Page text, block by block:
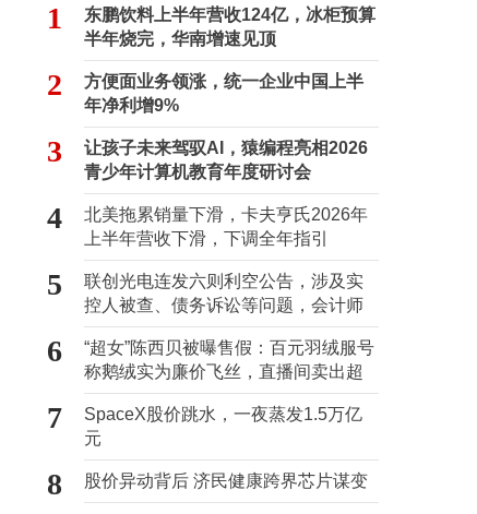
1
东鹏饮料上半年营收124亿，冰柜预算
半年烧完，华南增速见顶
2
方便面业务领涨，统一企业中国上半
年净利增9%
3
让孩子未来驾驭AI，猿编程亮相2026
青少年计算机教育年度研讨会
4
北美拖累销量下滑，卡夫亨氏2026年
上半年营收下滑，下调全年指引
5
联创光电连发六则利空公告，涉及实
控人被查、债务诉讼等问题，会计师
事务所曾出具“保留意见”
6
“超女”陈西贝被曝售假：百元羽绒服号
称鹅绒实为廉价飞丝，直播间卖出超
百万元
7
SpaceX股价跳水，一夜蒸发1.5万亿
元
8 股价异动背后 济民健康跨界芯片谋变